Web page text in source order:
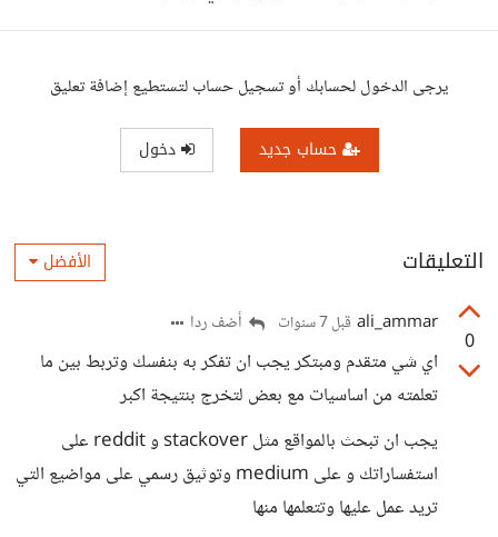
يرجى الدخول لحسابك أو تسجيل حساب لتستطيع إضافة تعليق
حساب جديد دخول
التعليقات الأفضل
0
ali_ammar قبل 7 سنوات أضف ردا
اي شي متقدم ومبتكر يجب ان تفكر به بنفسك وتربط بين ما
تعلمته من اساسيات مع بعض لتخرج بنتيجة اكبر
يجب ان تبحث بالمواقع مثل stackover و reddit على
استفساراتك و على medium وتوثيق رسمي على مواضيع التي
تريد عمل عليها وتتعلمها منها